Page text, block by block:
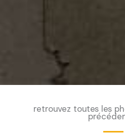
retrouvez toutes les